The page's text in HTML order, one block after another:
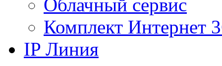
Облачный сервис
Комплект Интернет
IP Линия